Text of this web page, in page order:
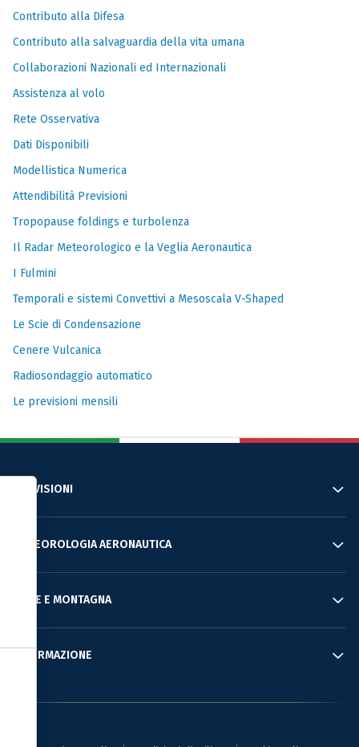
Contributo alla Difesa
Contributo alla salvaguardia della vita umana
Collaborazioni Nazionali ed Internazionali
Assistenza al volo
Rete Osservativa
Dati Disponibili
Modellistica Numerica
Attendibilità Previsioni
Tropopause foldings e turbolenza
Il Radar Meteorologico e la Veglia Aeronautica
I Fulmini
Temporali e sistemi Convettivi a Mesoscala V-Shaped
Le Scie di Condensazione
Cenere Vulcanica
Radiosondaggio automatico
Le previsioni mensili
PREVISIONI
METEOROLOGIA AERONAUTICA
MARE E MONTAGNA
INFORMAZIONE